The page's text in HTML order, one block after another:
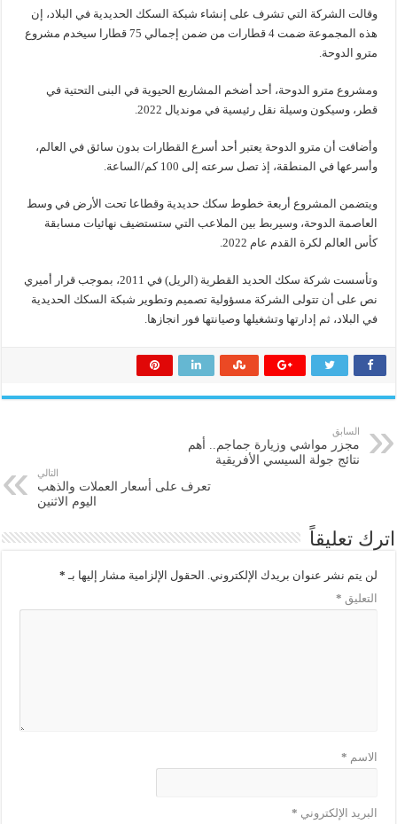
وقالت الشركة التي تشرف على إنشاء شبكة السكك الحديدية في البلاد، إن
هذه المجموعة ضمت 4 قطارات من ضمن إجمالي 75 قطارا سيخدم مشروع
مترو الدوحة.
ومشروع مترو الدوحة، أحد أضخم المشاريع الحيوية في البنى التحتية في
قطر، وسيكون وسيلة نقل رئيسية في مونديال 2022.
وأضافت أن مترو الدوحة يعتبر أحد أسرع القطارات بدون سائق في العالم،
وأسرعها في المنطقة، إذ تصل سرعته إلى 100 كم/الساعة.
ويتضمن المشروع أربعة خطوط سكك حديدية وقطاعا تحت الأرض في وسط
العاصمة الدوحة، وسيربط بين الملاعب التي ستستضيف نهائيات مسابقة
كأس العالم لكرة القدم عام 2022.
وتأسست شركة سكك الحديد القطرية (الريل) في 2011، بموجب قرار أميري
نص على أن تتولى الشركة مسؤولية تصميم وتطوير شبكة السكك الحديدية
في البلاد، ثم إدارتها وتشغيلها وصيانتها فور انجازها.
السابق
مجزر مواشي وزيارة جماجم.. أهم
نتائج جولة السيسي الأفريقية
التالي
تعرف على أسعار العملات والذهب
اليوم الاثنين
اترك تعليقاً
لن يتم نشر عنوان بريدك الإلكتروني. الحقول الإلزامية مشار إليها بـ *
التعليق *
الاسم *
البريد الإلكتروني *